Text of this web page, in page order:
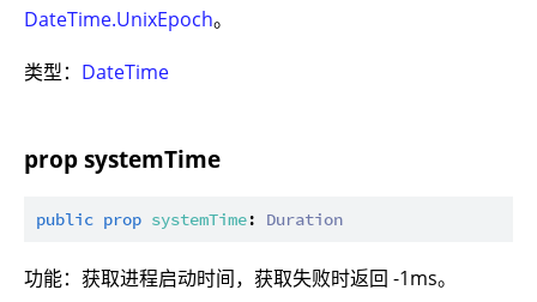
DateTime.UnixEpoch。
类型： DateTime
prop systemTime
public prop systemTime: Duration
功能：获取进程启动时间，获取失败时返回 -1ms。